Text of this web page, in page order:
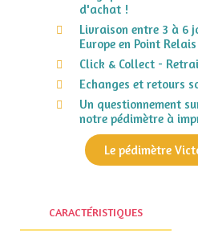
d'achat !
Livraison entre 3 à 6
Europe en Point Relais
Click & Collect -
Echanges et retours
Un questionnement
notre pédimètre à
Le pédimètre
CARACTÉRISTIQUES